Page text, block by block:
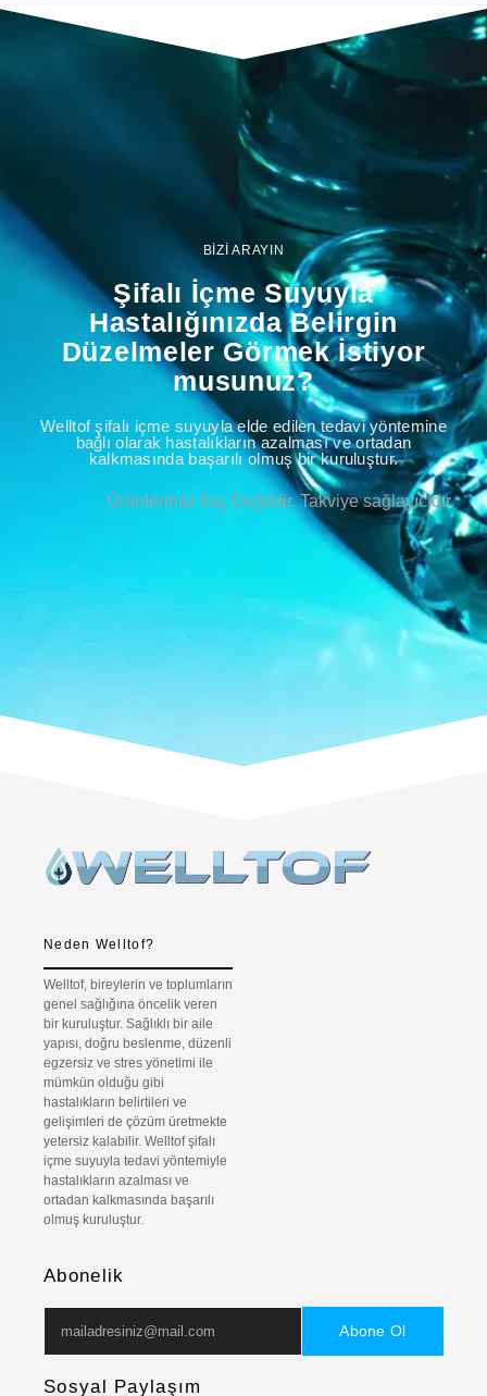
BİZİ ARAYIN
Şifalı İçme Suyuyla
Hastalığınızda Belirgin
Düzelmeler Görmek İstiyor
musunuz?
Welltof şifalı içme suyuyla elde edilen tedavi yöntemine
bağlı olarak hastalıkların azalması ve ortadan
kalkmasında başarılı olmuş bir kuruluştur.
Ürünlerimiz İlaç Değildir. Takviye sağlayıcıdır.
Neden Welltof?
Welltof, bireylerin ve toplumların
genel sağlığına öncelik veren
bir kuruluştur. Sağlıklı bir aile
yapısı, doğru beslenme, düzenli
egzersiz ve stres yönetimi ile
mümkün olduğu gibi
hastalıkların belirtileri ve
gelişimleri de çözüm üretmekte
yetersiz kalabilir. Welltof şifalı
içme suyuyla tedavi yöntemiyle
hastalıkların azalması ve
ortadan kalkmasında başarılı
olmuş kuruluştur.
Abonelik
Abone Ol
Sosyal Paylaşım